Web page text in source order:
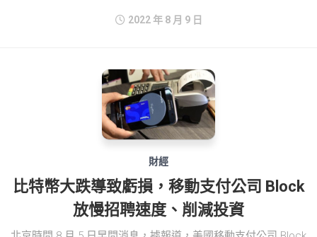
2022 年 8 月 9 日
財經
比特幣大跌導致虧損，移動支付公司 Block
放慢招聘速度、削減投資